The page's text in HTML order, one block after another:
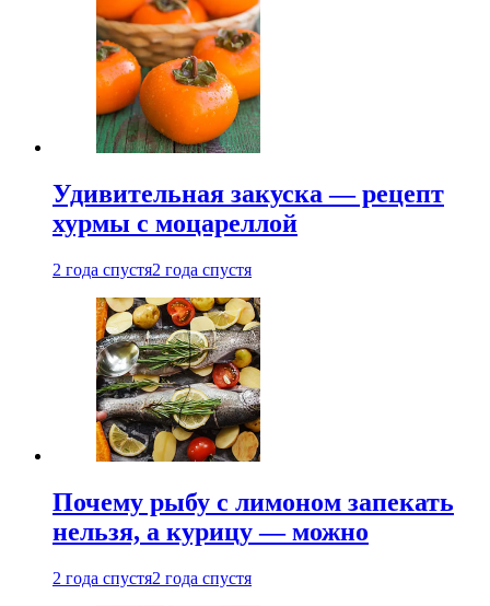
Удивительная закуска — рецепт
хурмы с моцареллой
2 года спустя2 года спустя
Почему рыбу с лимоном запекать
нельзя, а курицу — можно
2 года спустя2 года спустя